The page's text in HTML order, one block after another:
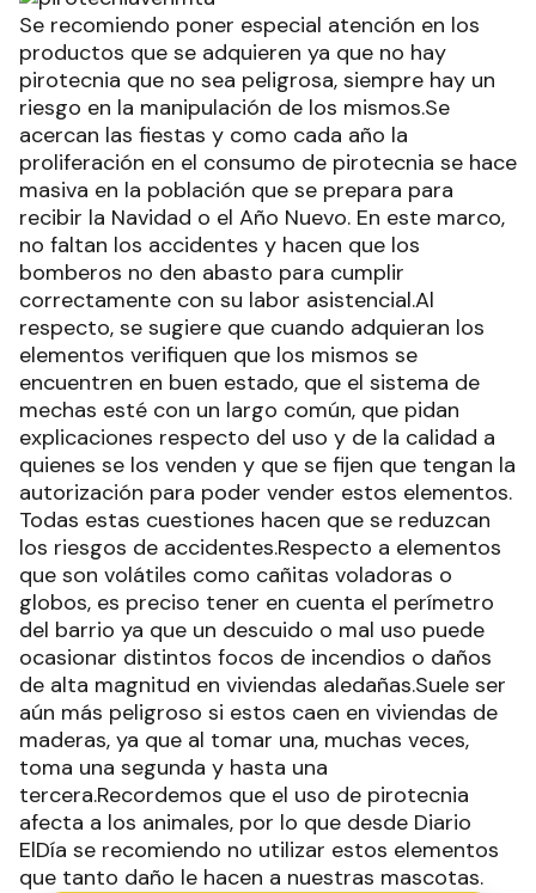
Se recomiendo poner especial atención en los
productos que se adquieren ya que no hay
pirotecnia que no sea peligrosa, siempre hay un
riesgo en la manipulación de los mismos.Se
acercan las fiestas y como cada año la
proliferación en el consumo de pirotecnia se hace
masiva en la población que se prepara para
recibir la Navidad o el Año Nuevo. En este marco,
no faltan los accidentes y hacen que los
bomberos no den abasto para cumplir
correctamente con su labor asistencial.Al
respecto, se sugiere que cuando adquieran los
elementos verifiquen que los mismos se
encuentren en buen estado, que el sistema de
mechas esté con un largo común, que pidan
explicaciones respecto del uso y de la calidad a
quienes se los venden y que se fijen que tengan la
autorización para poder vender estos elementos.
Todas estas cuestiones hacen que se reduzcan
los riesgos de accidentes.Respecto a elementos
que son volátiles como cañitas voladoras o
globos, es preciso tener en cuenta el perímetro
del barrio ya que un descuido o mal uso puede
ocasionar distintos focos de incendios o daños
de alta magnitud en viviendas aledañas.Suele ser
aún más peligroso si estos caen en viviendas de
maderas, ya que al tomar una, muchas veces,
toma una segunda y hasta una
tercera.Recordemos que el uso de pirotecnia
afecta a los animales, por lo que desde Diario
ElDía se recomiendo no utilizar estos elementos
que tanto daño le hacen a nuestras mascotas.